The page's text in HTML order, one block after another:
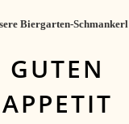
Biergarten-Schmankerl
GUTEN
APPETIT